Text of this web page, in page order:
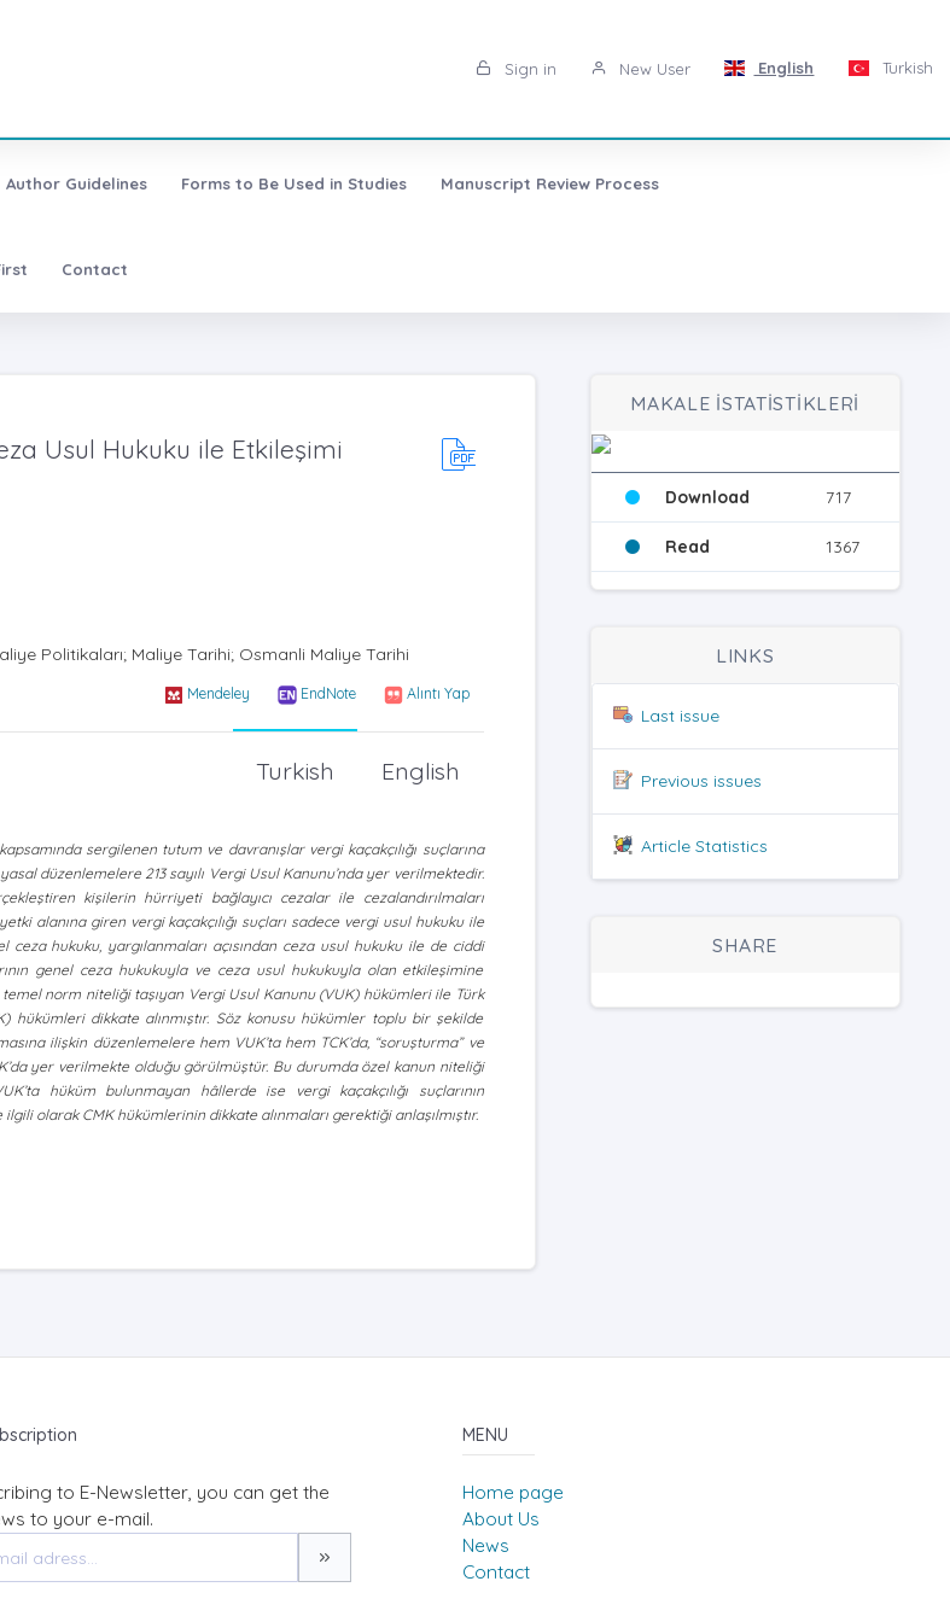
Sign in New User English Turkish
Author Guidelines Forms to Be Used in Studies Manuscript Review Process
Contact
Usul Hukuku ile Etkileşimi
Politikaları; Maliye Tarihi; Osmanli Maliye Tarihi
Mendeley EndNote Alıntı Yap
English
Turkish
sergilenen tutum ve davranışlar vergi kaçakçılığı suçlarına
düzenlemelere 213 sayılı Vergi Usul Kanunu’nda yer verilmektedir.
kişilerin hürriyeti bağlayıcı cezalar ile cezalandırılmaları
alanına giren vergi kaçakçılığı suçları sadece vergi usul hukuku ile
ceza hukuku, yargılanmaları açısından ceza usul hukuku ile de ciddi
genel ceza hukukuyla ve ceza usul hukukuyla olan etkileşimine
temel norm niteliği taşıyan Vergi Usul Kanunu (VUK) hükümleri ile Türk
dikkate alınmıştır. Söz konusu hükümler toplu bir şekilde
ilişkin düzenlemelere hem VUK’ta hem TCK’da, “soruşturma” ve
yer verilmekte olduğu görülmüştür. Bu durumda özel kanun niteliği
hüküm bulunmayan hâllerde ise vergi kaçakçılığı suçlarının
olarak CMK hükümlerinin dikkate alınmaları gerektiği anlaşılmıştır.
MAKALE İSTATİSTİKLERİ
Download 717
Read 1367
LINKS
Last issue
Previous issues
Article Statistics
SHARE
to E-Newsletter, you can get the
to your e-mail.
MENU
Home page
About Us
News
Contact